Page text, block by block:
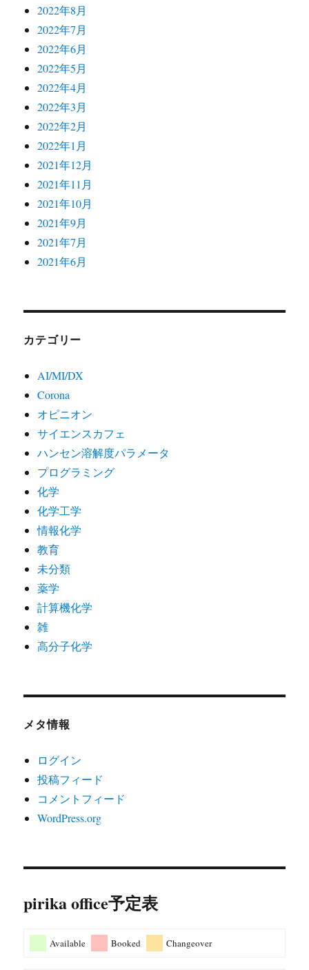
2022年8月
2022年7月
2022年6月
2022年5月
2022年4月
2022年3月
2022年2月
2022年1月
2021年12月
2021年11月
2021年10月
2021年9月
2021年7月
2021年6月
カテゴリー
AI/MI/DX
Corona
オピニオン
サイエンスカフェ
ハンセン溶解度パラメータ
プログラミング
化学
化学工学
情報化学
教育
未分類
薬学
計算機化学
雑
高分子化学
メタ情報
ログイン
投稿フィード
コメントフィード
WordPress.org
pirika office予定表
Available Booked Changeover